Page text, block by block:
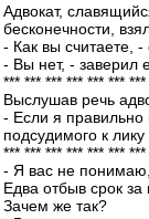
Адвокат,
бесконечности,
- Как вы считаете,
- Вы нет, - заверил
*** *** *** *** *** ***
Выслушав речь
- Если я правильно
подсудимого к лику
*** *** *** *** *** ***
- Я вас не понимаю,
Едва отбыв срок за
Зачем же так?